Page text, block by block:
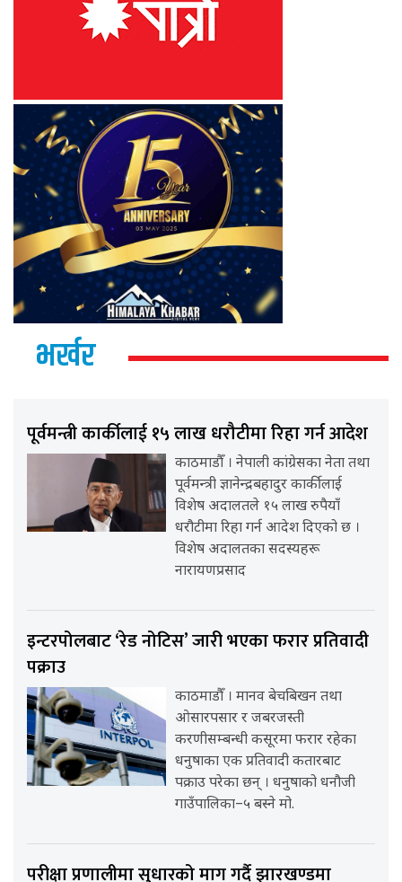
भर्खर
पूर्वमन्त्री कार्कीलाई १५ लाख धरौटीमा रिहा गर्न आदेश
काठमाडौँ । नेपाली कांग्रेसका नेता तथा
पूर्वमन्त्री ज्ञानेन्द्रबहादुर कार्कीलाई
विशेष अदालतले १५ लाख रुपैयाँ
धरौटीमा रिहा गर्न आदेश दिएको छ ।
विशेष अदालतका सदस्यहरू
नारायणप्रसाद
इन्टरपोलबाट ‘रेड नोटिस’ जारी भएका फरार प्रतिवादी
पक्राउ
काठमाडौँ । मानव बेचबिखन तथा
ओसारपसार र जबरजस्ती
करणीसम्बन्धी कसूरमा फरार रहेका
धनुषाका एक प्रतिवादी कतारबाट
पक्राउ परेका छन् । धनुषाको धनौजी
गाउँपालिका–५ बस्ने मो.
परीक्षा प्रणालीमा सुधारको माग गर्दै झारखण्डमा